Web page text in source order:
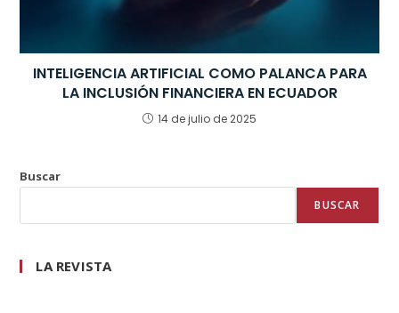
INTELIGENCIA ARTIFICIAL COMO PALANCA PARA
LA INCLUSIÓN FINANCIERA EN ECUADOR
14 de julio de 2025
Buscar
BUSCAR
LA REVISTA